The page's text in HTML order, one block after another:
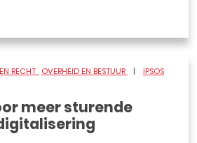
RECHT OVERHEID EN BESTUUR
IPSOS
meer sturende